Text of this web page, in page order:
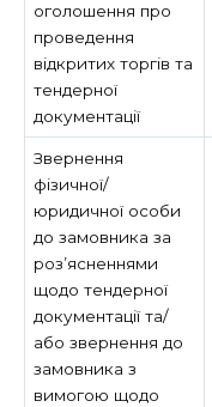
оголошення про
проведення
відкритих торгів та
тендерної
документації
Звернення
фізичної/
юридичної особи
до замовника за
роз’ясненнями
щодо тендерної
документації та/
або звернення до
замовника з
вимогою щодо